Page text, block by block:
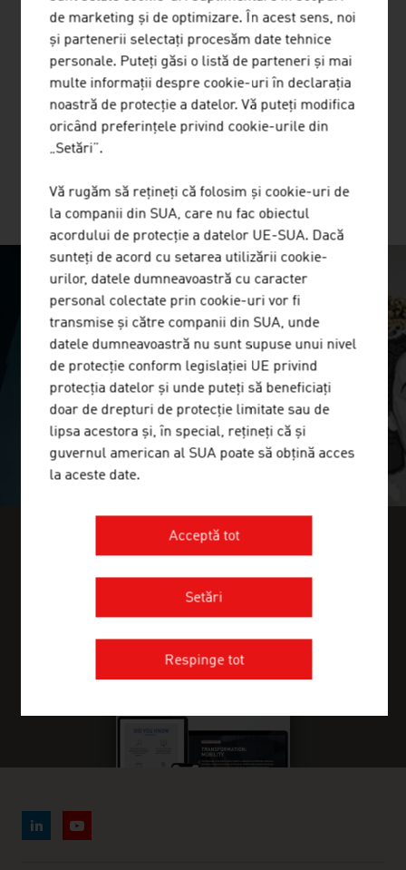
ADMONTER HOLZINDUSTRIE AG este o companie
internațională cu aproximativ 280 de angajați și o cifră de
afaceri anuală de 69 milioane € (2021) fiind un
producător de produse din lemn natural de înaltă
calitate cu producție exclusiv la locația din Admont. Pur
și simplu atemporal - produsele Admonter sunt o
alegere ...
MAI MULTE COMPANII
SURPRISINGLY INGENIOUS
video abspielen
ÎN PUBLICAȚIILE FRESH VIEW
PUTEȚI GĂSI MAI MULTE
INFORMAȚII DESPRE ACEST
DOMENIU
de marketing și de optimizare. În acest sens, noi
și partenerii selectați procesăm date tehnice
personale. Puteți găsi o listă de parteneri și mai
multe informații despre cookie-uri în declarația
noastră de protecție a datelor. Vă puteți modifica
oricând preferințele privind cookie-urile din
„Setări”.
Vă rugăm să rețineți că folosim și cookie-uri de
la companii din SUA, care nu fac obiectul
acordului de protecție a datelor UE-SUA. Dacă
sunteți de acord cu setarea utilizării cookie-
urilor, datele dumneavoastră cu caracter
personal colectate prin cookie-uri vor fi
transmise și către companii din SUA, unde
datele dumneavoastră nu sunt supuse unui nivel
de protecție conform legislației UE privind
protecția datelor și unde puteți să beneficiați
doar de drepturi de protecție limitate sau de
lipsa acestora și, în special, rețineți că și
guvernul american al SUA poate să obțină acces
la aceste date.
Acceptă tot
Setări
Respinge tot